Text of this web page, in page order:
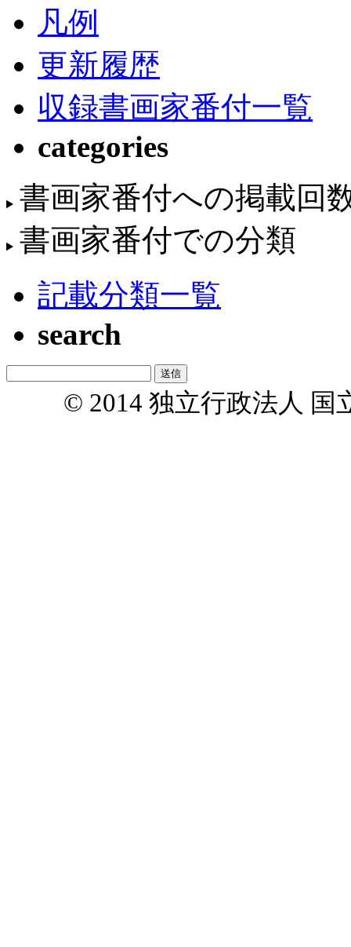
凡例
更新履歴
収録書画家番付一覧
categories
書画家番付への掲載回
書画家番付での分類
記載分類一覧
search
© 2014 独立行政法人 国